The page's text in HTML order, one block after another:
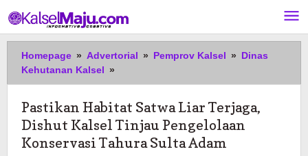
ke
konten
Homepage » Advertorial » Pemprov Kalsel » Dinas
Kehutanan Kalsel »
Habitat
Satwa
Liar
Terjaga,
Dishut
Pastikan Habitat Satwa Liar Terjaga,
Dishut Kalsel Tinjau Pengelolaan
Konservasi Tahura Sulta Adam